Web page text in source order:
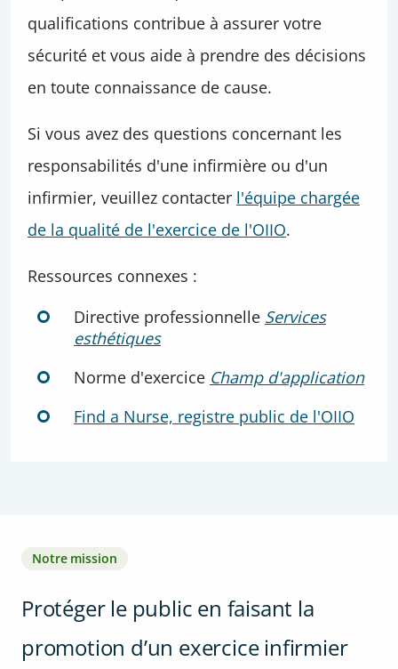
qualifications contribue à assurer votre
sécurité et vous aide à prendre des décisions
en toute connaissance de cause.
Si vous avez des questions concernant les
responsabilités d'une infirmière ou d'un
infirmier, veuillez contacter l'équipe chargée
de la qualité de l'exercice de l'OIIO.
Ressources connexes :
Directive professionnelle Services
esthétiques
Norme d'exercice Champ d'application
Find a Nurse, registre public de l'OIIO
Notre mission
Protéger le public en faisant la
promotion d’un exercice infirmier